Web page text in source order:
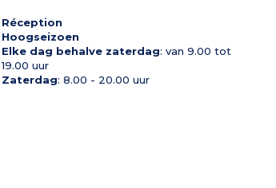
Réception
Hoogseizoen
Elke dag behalve zaterdag: van 9.00 tot
19.00 uur
Zaterdag: 8.00 - 20.00 uur